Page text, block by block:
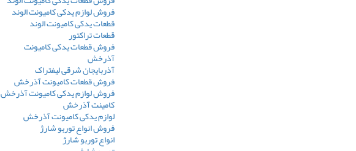
فروش لوازم یدکی کامیونت الوند
قطعات یدکی کامیونت الوند
قطعات تراکتور
فروش قطعات یدکی کامیونت
آذرخش
آذربایجان شرقی لیفتراک
فروش قطعات کامیونت آذرخش
فروش لوازم یدکی کامیونت آذرخش
کامینت آذرخش
لوازم یدکی کامیونت آذرخش
فروش انواع توربو شارژ
انواع توربو شارژ